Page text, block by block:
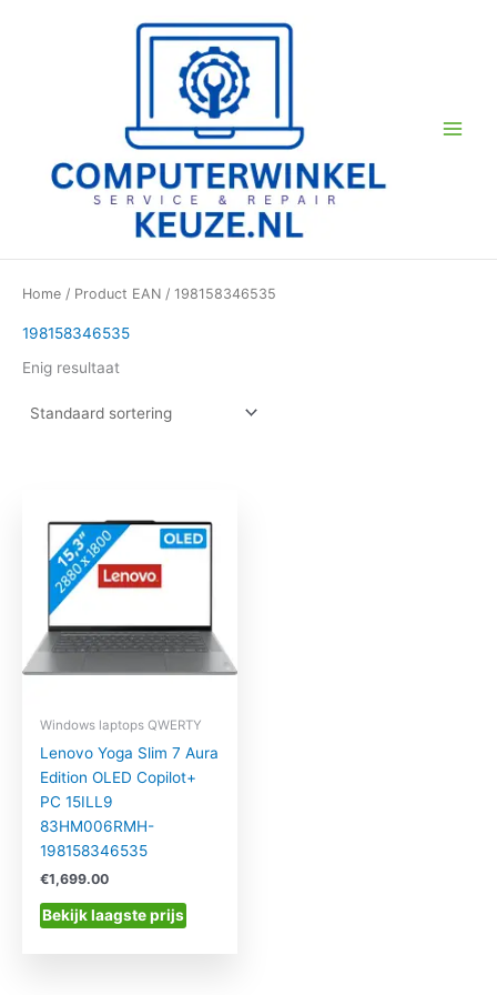
Home / Product EAN / 198158346535
198158346535
Enig resultaat
Windows laptops QWERTY
Lenovo Yoga Slim 7 Aura
Edition OLED Copilot+
PC 15ILL9
83HM006RMH-
198158346535
€1,699.00
Bekijk laagste prijs